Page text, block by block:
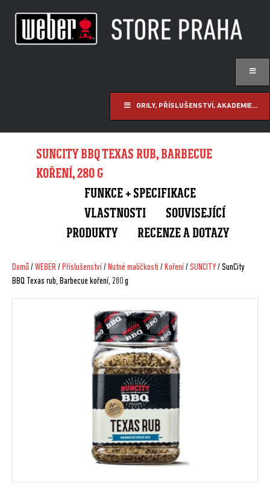
GRILY, PŘÍSLUŠENSTVÍ, AKADEMIE...
SUNCITY BBQ TEXAS RUB, BARBECUE
KOŘENÍ, 280 G
FUNKCE + SPECIFIKACE
VLASTNOSTI
SOUVISEJÍCÍ
PRODUKTY
RECENZE A DOTAZY
Domů /WEBER/ Příslušenství/ Nutné maličkosti / Koření/SUNCITY/ SunCity
BBQ Texas rub, Barbecue koření, 280 g